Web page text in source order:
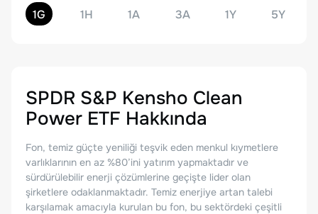
1G 1H 1A 3A 1Y 5Y
SPDR S&P Kensho Clean
Power ETF Hakkında
Fon, temiz güçte yeniliği teşvik eden menkul kıymetlere
varlıklarının en az %80’ini yatırım yapmaktadır ve
sürdürülebilir enerji çözümlerine geçişte lider olan
şirketlere odaklanmaktadır. Temiz enerjiye artan talebi
karşılamak amacıyla kurulan bu fon, bu sektördeki çeşitli